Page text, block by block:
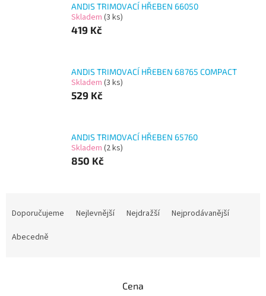
ANDIS TRIMOVACÍ HŘEBEN 66050
Skladem (3 ks)
419 Kč
ANDIS TRIMOVACÍ HŘEBEN 68765 COMPACT
Skladem (3 ks)
529 Kč
ANDIS TRIMOVACÍ HŘEBEN 65760
Skladem (2 ks)
850 Kč
Doporučujeme Nejlevnější Nejdražší
Nejprodávanější
Abecedně
Cena